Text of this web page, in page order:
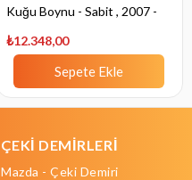
Kuğu Boynu - Sabit , 2007 -
₺12.348,00
Sepete Ekle
ÇEKİ DEMİRLERİ
Mazda - Çeki Demiri